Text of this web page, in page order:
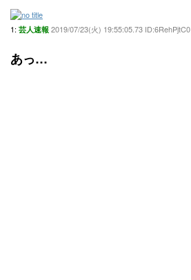
1: 芸人速報 2019/07/23(火) 19:55:05.73 ID:6RehPjtC0
あっ…